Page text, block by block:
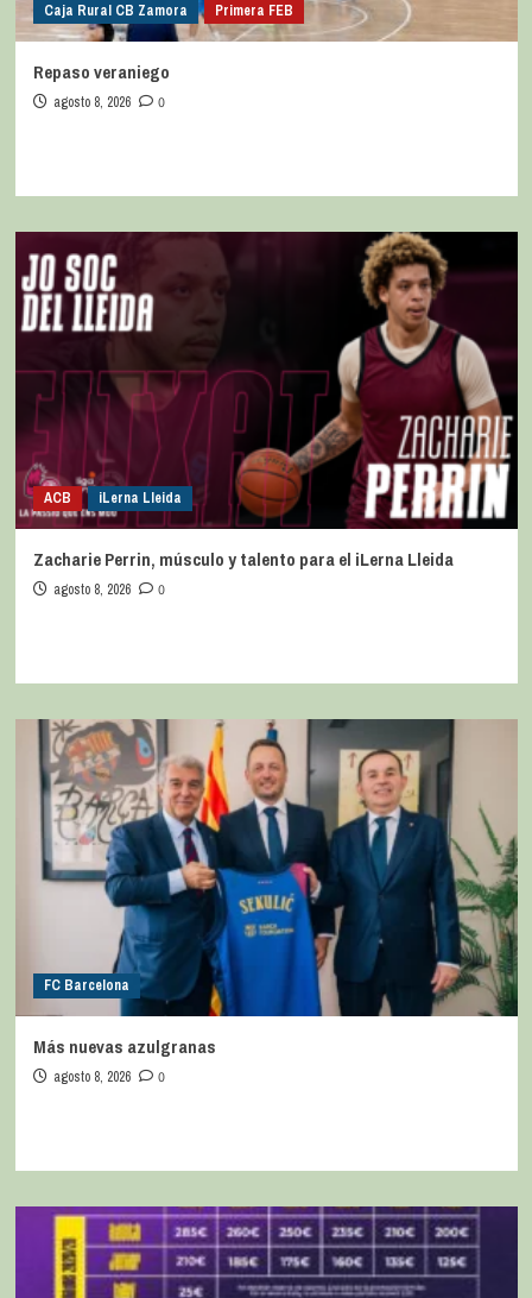
Caja Rural CB Zamora Primera FEB
Repaso veraniego
agosto 8, 2026 0
ACB iLerna Lleida
Zacharie Perrin, músculo y talento para el iLerna Lleida
agosto 8, 2026 0
FC Barcelona
Más nuevas azulgranas
agosto 8, 2026 0